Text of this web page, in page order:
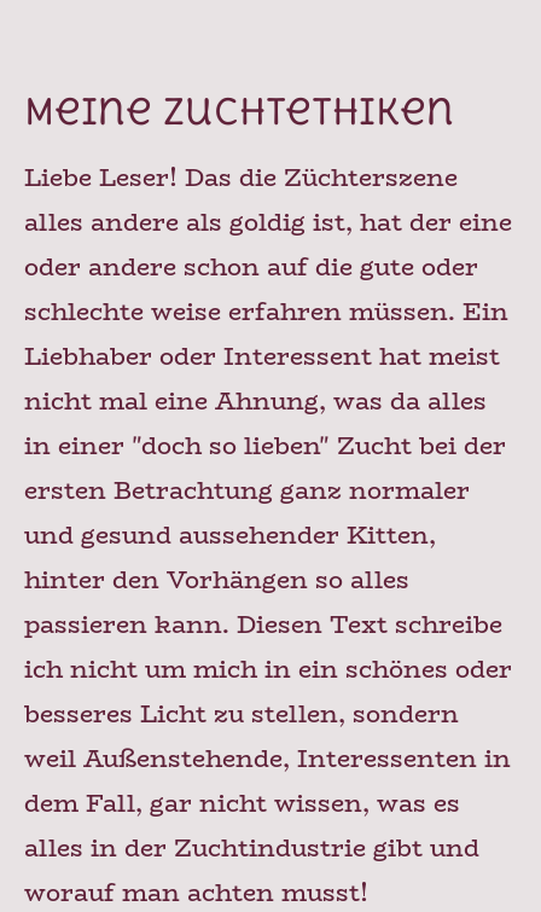
Meine Zuchtethiken
Liebe Leser! Das die Züchterszene
alles andere als goldig ist, hat der eine
oder andere schon auf die gute oder
schlechte weise erfahren müssen. Ein
Liebhaber oder Interessent hat meist
nicht mal eine Ahnung, was da alles
in einer "doch so lieben" Zucht bei der
ersten Betrachtung ganz normaler
und gesund aussehender Kitten,
hinter den Vorhängen so alles
passieren kann. Diesen Text schreibe
ich nicht um mich in ein schönes oder
besseres Licht zu stellen, sondern
weil Außenstehende, Interessenten in
dem Fall, gar nicht wissen, was es
alles in der Zuchtindustrie gibt und
worauf man achten musst!